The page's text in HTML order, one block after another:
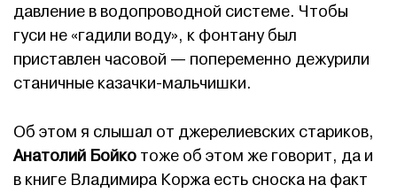
давление в водопроводной системе. Чтобы
гуси не «гадили воду», к фонтану был
приставлен часовой — попеременно дежурили
станичные казачки-мальчишки.
Об этом я слышал от джерелиевских стариков,
Анатолий Бойко тоже об этом же говорит, да и
в книге Владимира Коржа есть сноска на факт